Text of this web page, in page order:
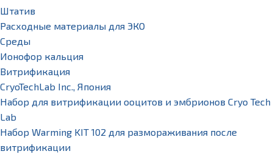
Штатив
Расходные материалы для ЭКО
Среды
Ионофор кальция
Витрификация
CryoTechLab Inc., Япония
Набор для витрификации ооцитов и эмбрионов Cryo Tech
Lab
Набор Warming KIT 102 для размораживания после
витрификации